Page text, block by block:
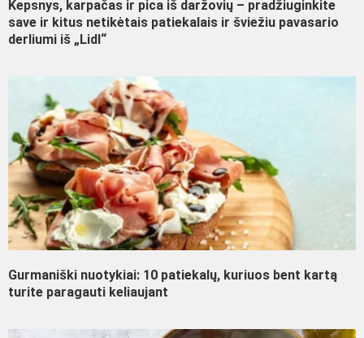
Kepsnys, karpačas ir pica iš daržovių – pradžiuginkite
save ir kitus netikėtais patiekalais ir šviežiu pavasario
derliumi iš „Lidl“
Gurmaniški nuotykiai: 10 patiekalų, kuriuos bent kartą
turite paragauti keliaujant